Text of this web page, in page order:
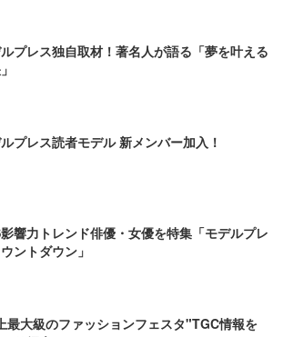
プレス独自取材！著名人が語る「夢を叶える
プレス読者モデル 新メンバー加入！
響力トレンド俳優・女優を特集「モデルプレ
ントダウン」
最大級のファッションフェスタ"TGC情報を